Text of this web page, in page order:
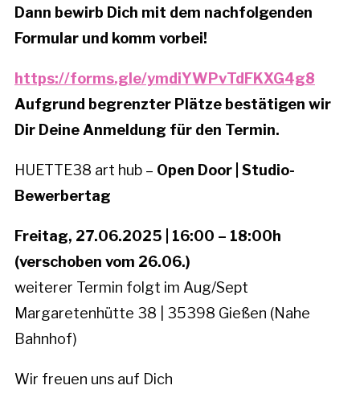
Dann bewirb Dich mit dem nachfolgenden
Formular und komm vorbei!
https://forms.gle/ymdiYWPvTdFKXG4g8
Aufgrund begrenzter Plätze bestätigen wir
Dir Deine Anmeldung für den Termin.
HUETTE38 art hub – Open Door | Studio-
Bewerbertag
Freitag, 27.06.2025 | 16:00 – 18:00h
(verschoben vom 26.06.)
weiterer Termin folgt im Aug/Sept
Margaretenhütte 38 | 35398 Gießen (Nahe
Bahnhof)
Wir freuen uns auf Dich